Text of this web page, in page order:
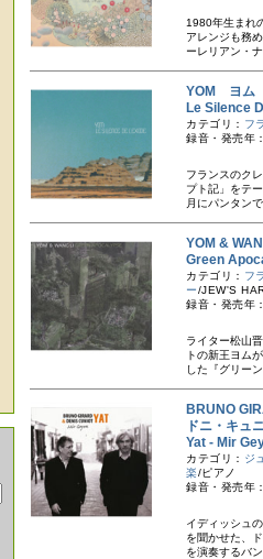
1980年生まれ
アレンジも務
ーレリアン・
YOM ヨム
Le Silence
カテゴリ： フ
録音・発売年
フランスのク
プト記」をテ
月にパンタン
YOM &
Green
カテゴリ： フ
ー/JEW'S
録音・発売年
ライター松山
トの新王ヨム
した『グリー
BRUNO
ドニ・キュ
Yat - Mir
カテゴリ： ジ
楽/ピアノ
録音・発売年
イディッシュ
を聞かせた、
を演奏するバ